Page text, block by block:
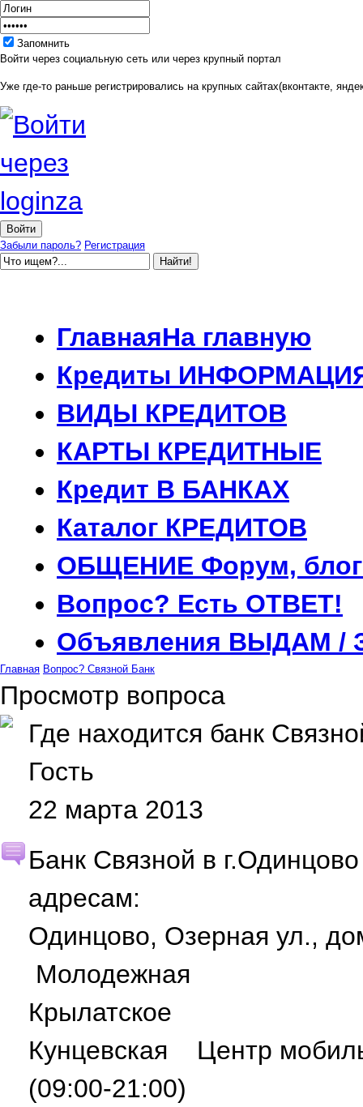
Запомнить
Войти через социальную сеть или через крупный портал
Уже где-то раньше регистрировались на крупных сайтах(вконтакте,
Забыли пароль? Регистрация
ГлавнаяНа главную
Кредиты
ВИДЫ КРЕДИТОВ
КАРТЫ КРЕДИТНЫЕ
Кредит В БАНКАХ
Каталог КРЕДИТОВ
ОБЩЕНИЕ Форум,
Вопрос? Есть ОТВЕТ!
Объявления ВЫДАМ /
Главная Вопрос? Связной Банк
Просмотр вопроса
Где находится банк
Гость
22 марта 2013
Банк Связной в
адресам:
Одинцово, Озерная ул.,
Молодежная
Крылатское
Кунцевская Центр
(09:00-21:00)